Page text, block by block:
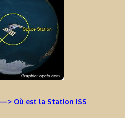
Où est la Station ISS